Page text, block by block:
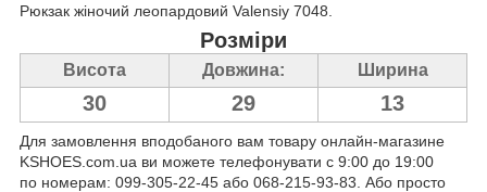
Рюкзак жіночий леопардовий Valensiy 7048.
Розміри
Висота Довжина: Ширина
30 29 13
Для замовлення вподобаного вам товару онлайн-магазине
KSHOES.com.ua ви можете телефонувати с 9:00 до 19:00
по номерам: 099-305-22-45 або 068-215-93-83. Або просто